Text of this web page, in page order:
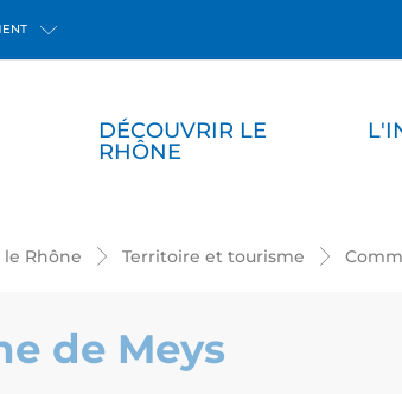
DÉCOUVRIR LE
RHÔNE
Rhône Territoire et tourisme
de Meys